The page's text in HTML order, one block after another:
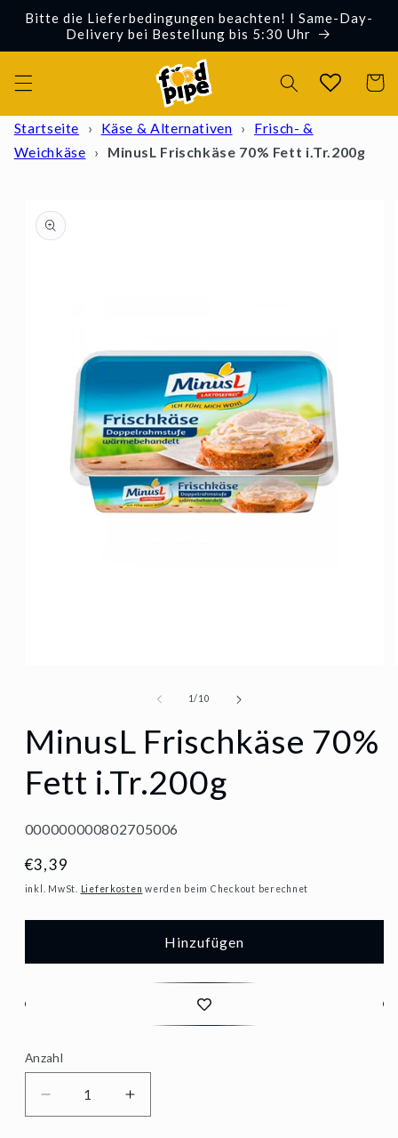
zum
Inhalt
Bitte die Lieferbedingungen beachten! I Same-Day-
Delivery bei Bestellung bis 5:30 Uhr
Startseite › Käse & Alternativen ›
Frisch- &
Weichkäse › MinusL Frischkäse 70% Fett i.Tr.200g
Modal
öffnen
1/von
10
MinusL Frischkäse 70%
Fett i.Tr.200g
SKU:
000000000802705006
Normaler
Preis
€3,39
inkl. MwSt. Lieferkosten werden beim Checkout berechnet
Hinzufügen
Anzahl